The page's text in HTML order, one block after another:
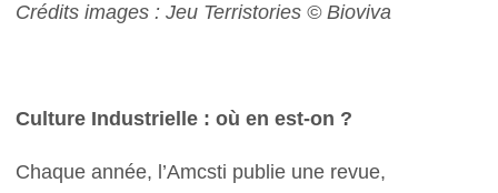
Crédits images :Jeu Terristories © Bioviva
Culture Industrielle : où en est-on ?
Chaque année, l’Amcsti publie une revue,